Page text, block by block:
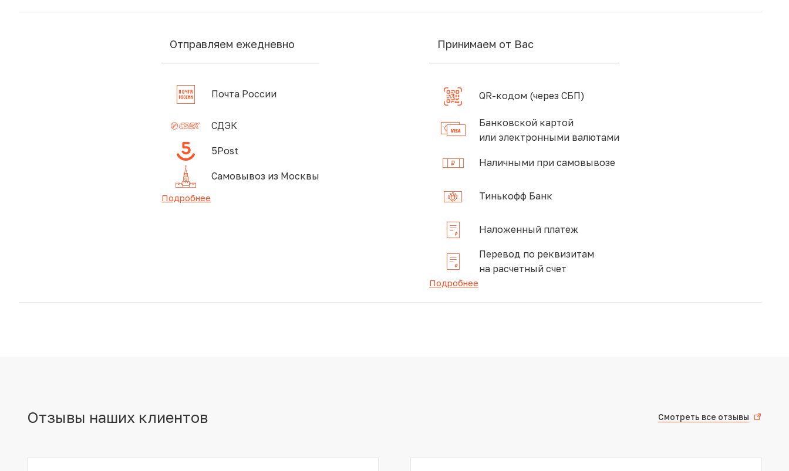
Отправляем ежедневно
Почта России
СДЭК
5Post
Самовывоз из Москвы
Подробнее
Принимаем от Вас
QR-кодом (через СБП)
Банковской картой
или электронными валютами
Наличными при самовывозе
Тинькофф Банк
Наложенный платеж
Перевод по реквизитам
на расчетный счет
Подробнее
Отзывы наших клиентов Смотреть все отзывы